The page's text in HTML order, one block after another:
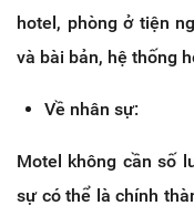
hotel, phòng ở tiện
và bài bản, hệ thống
Về nhân sự:
Motel không cần số
sự có thể là chính